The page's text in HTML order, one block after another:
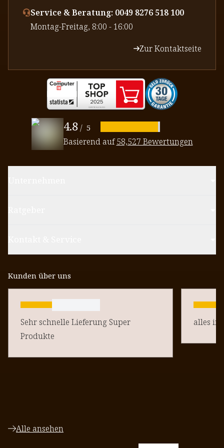
Service & Beratung: 0049 8276 518 100
⁠Montag-Freitag, 8:00 - 16:00
Zur Kontaktseite
4.8 / 5
Basierend auf58,527 Bewertungen
Kunden über uns
Sehr schnelle Lieferung Super
Produkte
alles in
Alle ansehen